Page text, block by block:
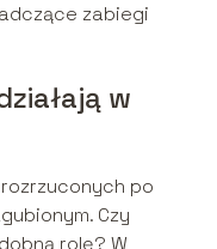
zabiegi
w
po
Czy
rolę? W